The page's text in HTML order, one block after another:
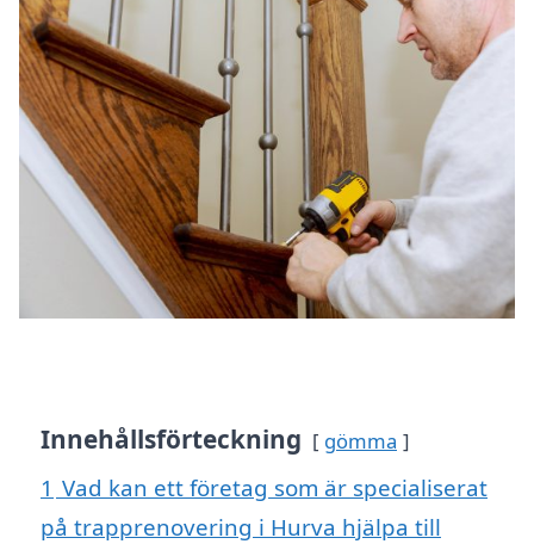
Innehållsförteckning gömma
1 Vad kan ett företag som är specialiserat
på trapprenovering i Hurva hjälpa till